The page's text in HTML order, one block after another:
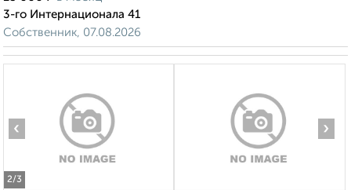
3-го Интернационала 41
Собственник, 07.08.2026
2/3
‹ ›